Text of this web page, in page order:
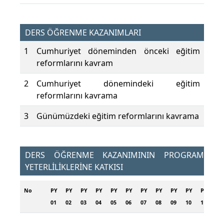
DERS ÖĞRENME KAZANIMLARI
1
Cumhuriyet döneminden önceki eğitim
reformlarını kavram
2
Cumhuriyet dönemindeki eğitim
reformlarını kavrama
3
Günümüzdeki eğitim reformlarını kavrama
DERS ÖĞRENME KAZANIMININ PROGRAM
YETERLİLİKLERİNE KATKISI
No
PY
01
PY
02
PY
03
PY
04
PY
05
PY
06
PY
07
PY
08
PY
09
PY
10
PY
11